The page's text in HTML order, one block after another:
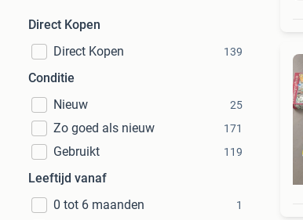
Direct Kopen
Direct Kopen
139
Conditie
Nieuw
25
Zo goed als nieuw 171
Gebruikt 119
Leeftijd vanaf
0 tot 6 maanden
1